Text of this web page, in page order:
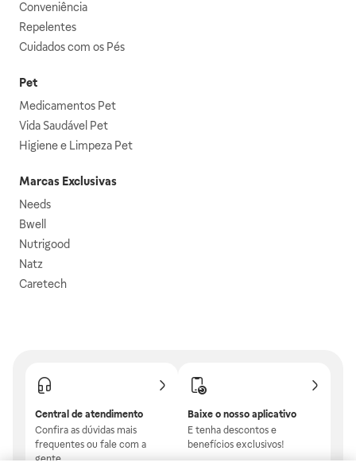
Conveniência
Repelentes
Cuidados com os Pés
Pet
Medicamentos Pet
Vida Saudável Pet
Higiene e Limpeza Pet
Marcas Exclusivas
Needs
Bwell
Nutrigood
Natz
Caretech
Central de atendimento
Confira as dúvidas mais
frequentes ou fale com a
gente.
Baixe o nosso aplicativo
E tenha descontos e
benefícios exclusivos!